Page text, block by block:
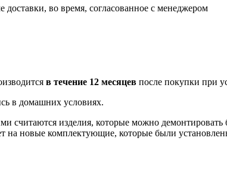
доставки, во время, согласованное с менеджером
в течение 12 месяцев после покупки при
в домашних условиях.
изделия, которые можно демонтировать
новые комплектующие, которые были